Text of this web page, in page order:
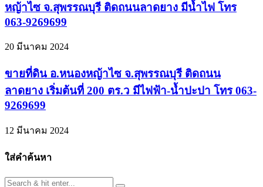
หญ้าไซ จ.สุพรรณบุรี ติดถนนลาดยาง มีน้ำไฟ โทร
063-9269699
20 มีนาคม 2024
ขายที่ดิน อ.หนองหญ้าไซ จ.สุพรรณบุรี ติดถนน
ลาดยาง เริ่มต้นที่ 200 ตร.ว มีไฟฟ้า-น้ำปะปา โทร 063-
9269699
12 มีนาคม 2024
ใส่คำค้นหา